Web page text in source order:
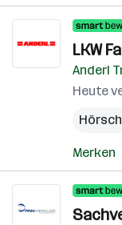
LKW
Anderl
Heute
Merken